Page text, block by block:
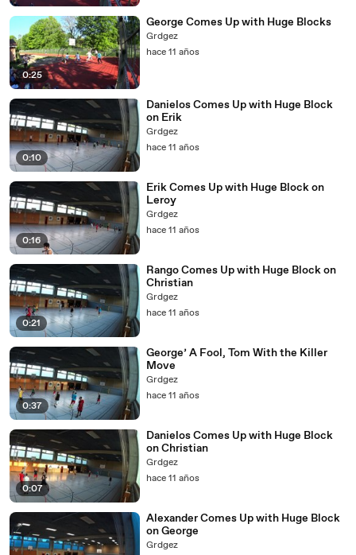
0:25
George Comes Up with Huge Blocks
Grdgez
hace 11 años
0:10
Danielos Comes Up with Huge Block
on Erik
Grdgez
hace 11 años
0:16
Erik Comes Up with Huge Block on
Leroy
Grdgez
hace 11 años
0:21
Rango Comes Up with Huge Block on
Christian
Grdgez
hace 11 años
0:37
George’ A Fool, Tom With the Killer
Move
Grdgez
hace 11 años
0:07
Danielos Comes Up with Huge Block
on Christian
Grdgez
hace 11 años
Alexander Comes Up with Huge Block
on George
Grdgez